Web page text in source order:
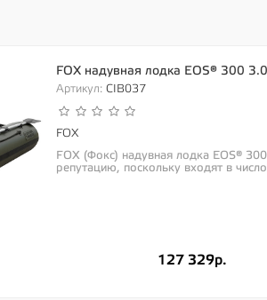
FOX надувная лодка EOS® 300
Артикул: CIB037
FOX
FOX (Фокс) надувная лодка EOS®
репутацию, поскольку входят в
127 329р.